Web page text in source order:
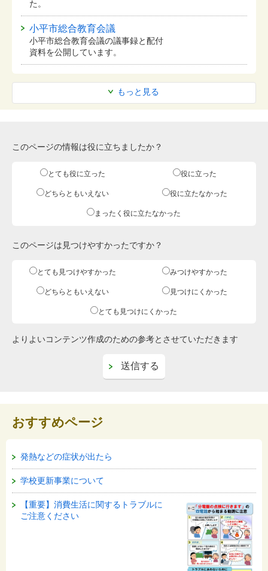
もっと見る
た。
小平市総合教育会議
小平市総合教育会議の議事録と配付
資料を公開しています。
このページの情報は役に立ちましたか？
とても役に立った 役に立った
どちらともいえない 役に立たなかった
まったく役に立たなかった
このページは見つけやすかったですか？
とても見つけやすかった みつけやすかった
どちらともいえない 見つけにくかった
とても見つけにくかった
よりよいコンテンツ作成のための参考とさせていただきます
おすすめページ
発熱などの症状が出たら
学校更新事業について
【重要】消費生活に関するトラブルに
ご注意ください